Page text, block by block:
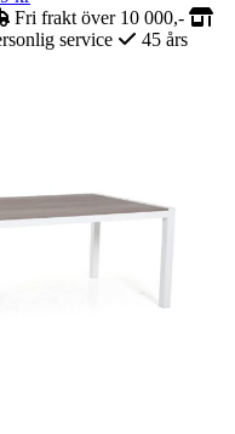
Fri frakt över 10 000,-
service
45 års